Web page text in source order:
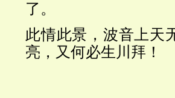
了。
此情此景，波音上天
亮，又何必生川拜！